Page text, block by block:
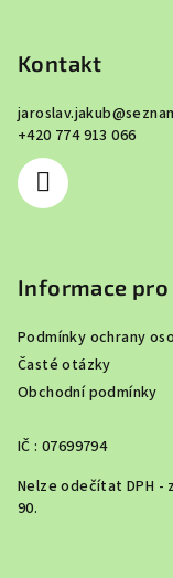
Kontakt
jaroslav.jakub@
+420 774 913 066
Informace pro
Podmínky ochrany
Časté otázky
Obchodní podmínky
IČ : 07699794
Nelze odečítat DPH
90.